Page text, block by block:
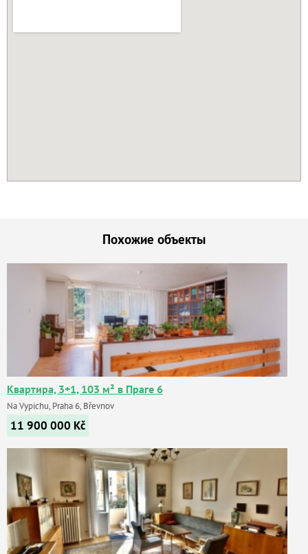
Похожие объекты
Квартира, 3+1, 103 м² в Праге 6
Na Vypichu, Praha 6, Břevnov
11 900 000 Kč